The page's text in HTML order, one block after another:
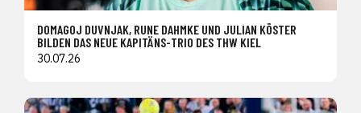
DOMAGOJ DUVNJAK, RUNE DAHMKE UND JULIAN KÖSTER
BILDEN DAS NEUE KAPITÄNS-TRIO DES THW KIEL
30.07.26